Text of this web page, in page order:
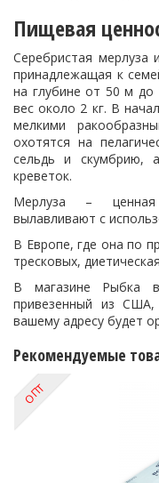
Пищевая
Серебристая мерлуза
принадлежащая к
на глубине от 50 м
вес около 2 кг. В
мелкими
охотятся на
сельдь и скумбрию,
креветок.
Мерлуза –
вылавливают с
В Европе, где она по
тресковых,
В магазине Рыбка
привезенный из
вашему адресу будет
Рекомендуемые
ОПТ